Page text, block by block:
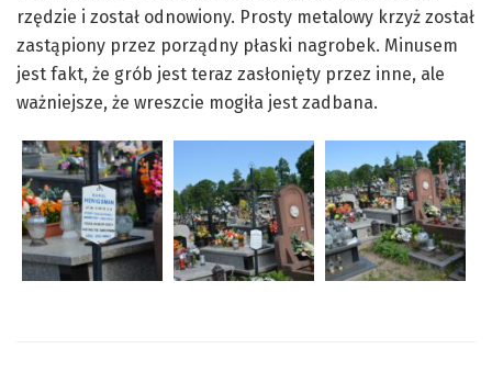
rzędzie i został odnowiony. Prosty metalowy krzyż został
zastąpiony przez porządny płaski nagrobek. Minusem
jest fakt, że grób jest teraz zasłonięty przez inne, ale
ważniejsze, że wreszcie mogiła jest zadbana.